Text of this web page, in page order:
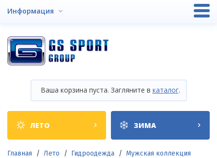
Информация
Ваша корзина пуста. Загляните в каталог.
Shop
categories
ЛЕТО ЗИМА
Главная Лето Гидроодежда
Мужская коллекция